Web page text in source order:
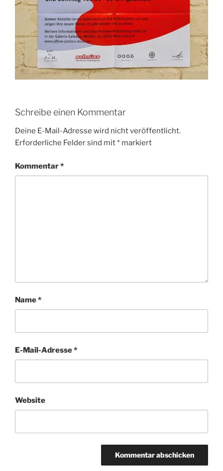
Schreibe einen Kommentar
Deine E-Mail-Adresse wird nicht veröffentlicht.
Erforderliche Felder sind mit* markiert
Kommentar*
Name*
E-Mail-Adresse*
Website